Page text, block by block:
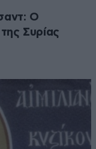
Ο
Συρίας